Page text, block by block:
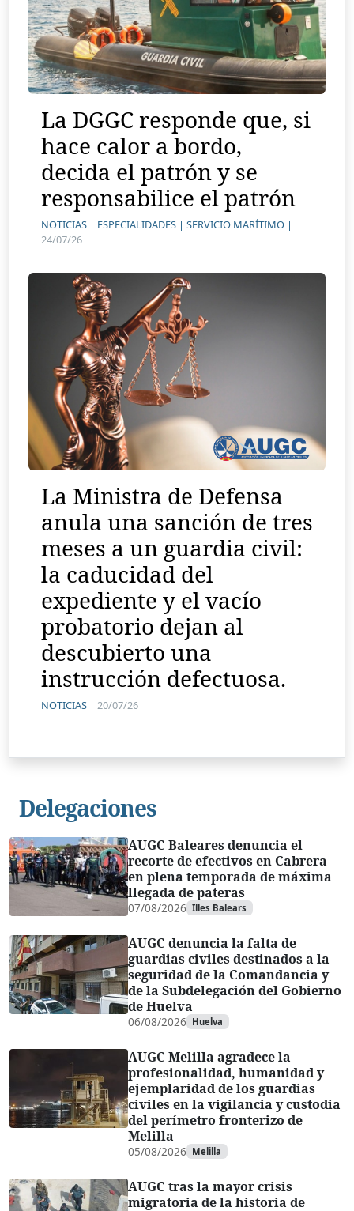
La DGGC responde que, si
hace calor a bordo,
decida el patrón y se
responsabilice el patrón
NOTICIAS | ESPECIALIDADES | SERVICIO MARÍTIMO |
24/07/26
La Ministra de Defensa
anula una sanción de tres
meses a un guardia civil:
la caducidad del
expediente y el vacío
probatorio dejan al
descubierto una
instrucción defectuosa.
NOTICIAS | 20/07/26
Delegaciones
AUGC Baleares denuncia el
recorte de efectivos en Cabrera
en plena temporada de máxima
llegada de pateras
07/08/2026 Illes Balears
AUGC denuncia la falta de
guardias civiles destinados a la
seguridad de la Comandancia y
de la Subdelegación del Gobierno
de Huelva
06/08/2026 Huelva
AUGC Melilla agradece la
profesionalidad, humanidad y
ejemplaridad de los guardias
civiles en la vigilancia y custodia
del perímetro fronterizo de
Melilla
05/08/2026 Melilla
AUGC tras la mayor crisis
migratoria de la historia de